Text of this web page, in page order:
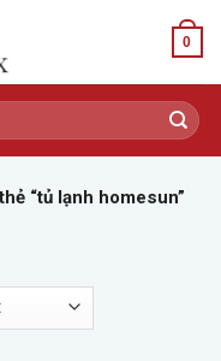
0
“tủ lạnh homesun”